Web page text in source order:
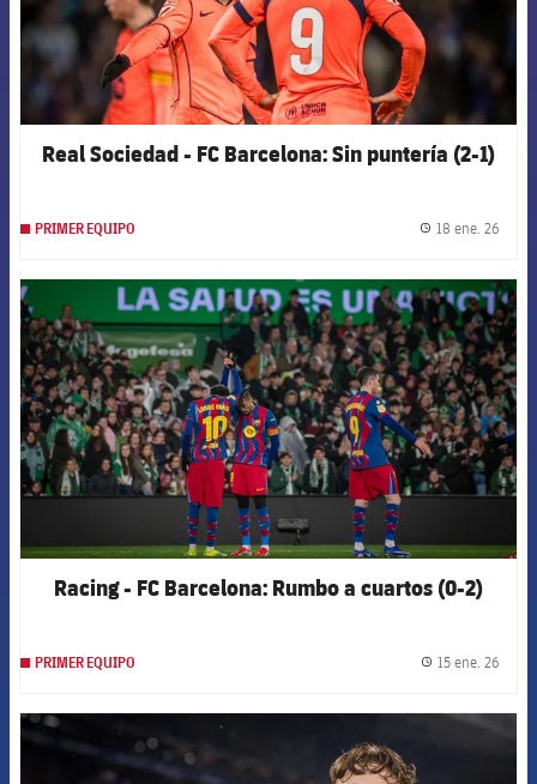
Real Sociedad - FC Barcelona: Sin puntería (2-1)
PRIMER EQUIPO 18 ene. 26
FCB Barcelona badge
Racing - FC Barcelona: Rumbo a cuartos (0-2)
PRIMER EQUIPO 15 ene. 26
FCB Barcelona badge